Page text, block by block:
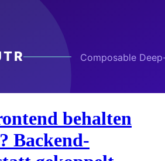
behalten
Backend-